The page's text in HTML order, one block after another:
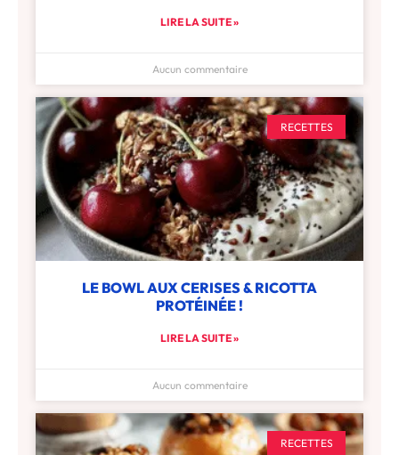
LIRE LA SUITE »
Aucun commentaire
RECETTES
LE BOWL AUX CERISES & RICOTTA
PROTÉINÉE !
LIRE LA SUITE »
Aucun commentaire
RECETTES